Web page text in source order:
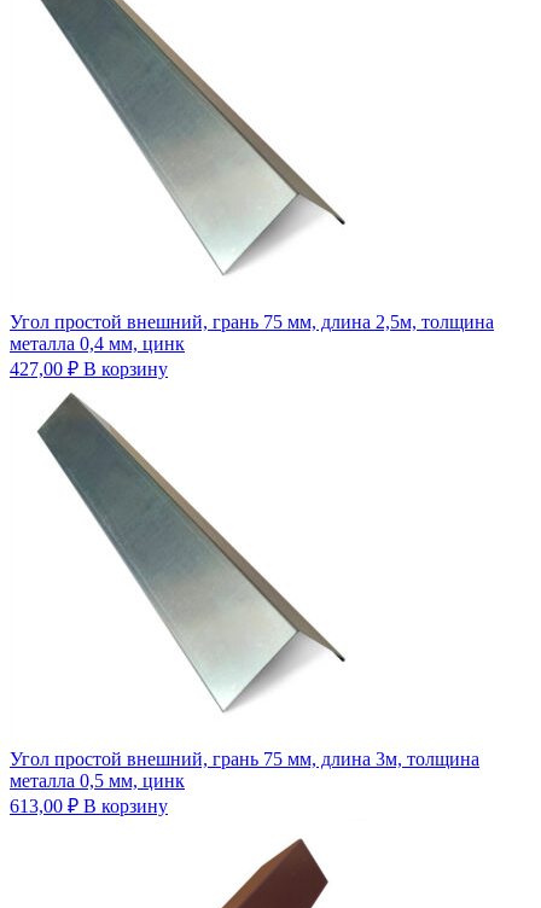
Угол простой внешний, грань 75 мм, длина 2,5м, толщина
металла 0,4 мм, цинк
427,00 ₽ В корзину
Угол простой внешний, грань 75 мм, длина 3м, толщина
металла 0,5 мм, цинк
613,00 ₽ В корзину